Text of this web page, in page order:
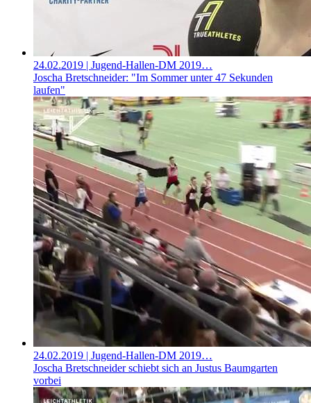
24.02.2019 | Jugend-Hallen-DM 2019…
Joscha Bretschneider: "Im Sommer unter 47 Sekunden
laufen"
24.02.2019 | Jugend-Hallen-DM 2019…
Joscha Bretschneider schiebt sich an Justus Baumgarten
vorbei